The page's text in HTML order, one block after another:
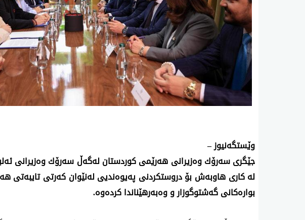
وێستگه‌نیوز –
جێگری‌ سه‌رۆك وه‌زیرانی‌ هه‌رێمی‌ كوردستان له‌گه‌ڵ‌ سه‌رۆك وه‌زیرانی
له‌ كاری هاوبه‌ش بۆ دروستكردنی په‌یوه‌ندیی له‌نێوان كه‌رتی تایبه‌تی
بواره‌كانی گه‌شتوگوزار و وه‌به‌رهێناندا كرده‌وه‌.